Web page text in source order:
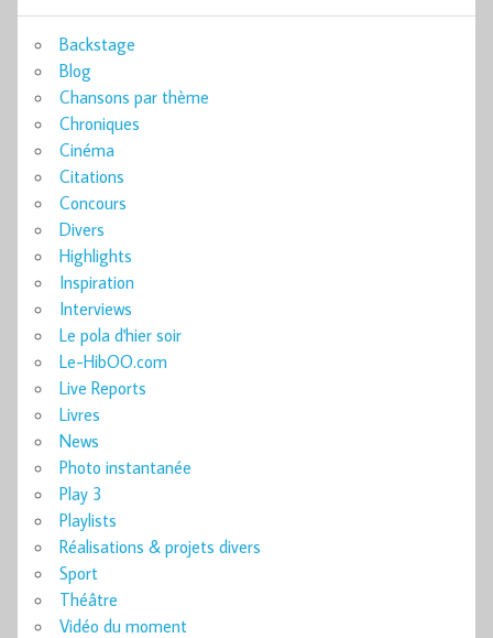
Backstage
Blog
Chansons par thème
Chroniques
Cinéma
Citations
Concours
Divers
Highlights
Inspiration
Interviews
Le pola d'hier soir
Le-HibOO.com
Live Reports
Livres
News
Photo instantanée
Play 3
Playlists
Réalisations & projets divers
Sport
Théâtre
Vidéo du moment